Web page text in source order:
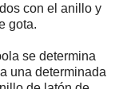
con el anillo y
gota.
se determina
una determinada